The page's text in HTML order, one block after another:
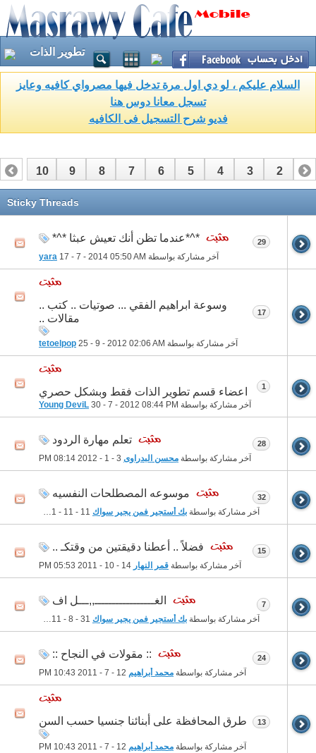
تطوير الذات
السلام عليكم ، لو دي اول مرة تدخل فيها مصرواي كافيه وعايز
تسجل معانا دوس هنا
فديو شرح التسجيل فى الكافيه
1
2
3
4
5
6
7
8
9
10
Sticky Threads
*^*عندما تظن أنك تعيش عبثا *^*
آخر مشاركة بواسطة yara 17 - 7 - 2014 05:50 AM
29
وسوعة ابراهيم الفقي ... صوتيات .. كتب ..
مقالات ..
آخر مشاركة بواسطة tetoelpop 25 - 9 - 2012 02:06 AM
17
اعضاء قسم تطوير الذات فقط وبشكل حصري
آخر مشاركة بواسطة Young DeviL 30 - 7 - 2012 08:44 PM
1
تعلم مهارة الردود
آخر مشاركة بواسطة محسن البدراوى 08:14 PM
28
موسوعه المصطلحات النفسيه
آخر مشاركة بواسطة بك أستجير فمن يجير سواك
32
فضلاً .. أعطنا دقيقتين من وقتكـ ..
آخر مشاركة بواسطة قمر النهار 05:53 PM
15
الغـــــــــــــــــ,,ـــل اف
آخر مشاركة بواسطة بك أستجير فمن يجير سواك
7
:: مقولات في النجاح ::
آخر مشاركة بواسطة محمد أبراهيم 10:43 PM
24
طرق المحافظة على أبنائنا جنسيا حسب السن
آخر مشاركة بواسطة محمد أبراهيم 10:43 PM
13